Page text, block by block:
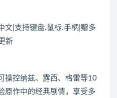
文|支持键盘.鼠标.手柄|赠多
新
操控纳兹、露西、格雷等10
原作中的经典剧情，享受多